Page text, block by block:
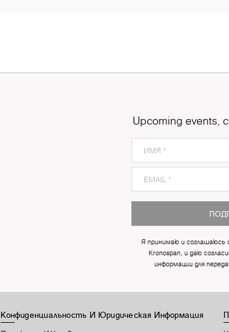
Upcoming events,
Я принимаю и соглашаюсь
Kronospan, и даю
информации для
Конфиденциальность И Юридическая Информация